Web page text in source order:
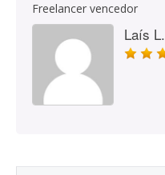
Freelancer vencedor
Laís L.